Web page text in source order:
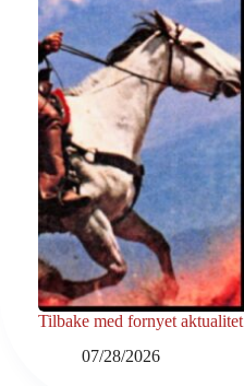
Tilbake med fornyet aktualitet
07/28/2026